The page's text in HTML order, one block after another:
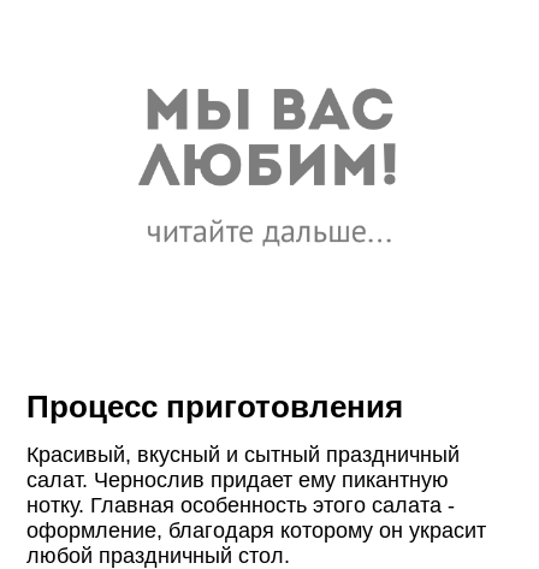
Процесс приготовления
Красивый, вкусный и сытный праздничный
салат. Чернослив придает ему пикантную
нотку. Главная особенность этого салата -
оформление, благодаря которому он украсит
любой праздничный стол.